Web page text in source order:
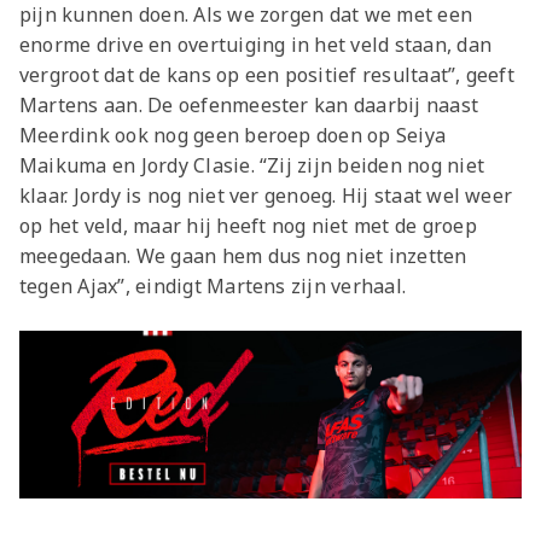
pijn kunnen doen. Als we zorgen dat we met een
enorme drive en overtuiging in het veld staan, dan
vergroot dat de kans op een positief resultaat”, geeft
Martens aan. De oefenmeester kan daarbij naast
Meerdink ook nog geen beroep doen op Seiya
Maikuma en Jordy Clasie. “Zij zijn beiden nog niet
klaar. Jordy is nog niet ver genoeg. Hij staat wel weer
op het veld, maar hij heeft nog niet met de groep
meegedaan. We gaan hem dus nog niet inzetten
tegen Ajax”, eindigt Martens zijn verhaal.